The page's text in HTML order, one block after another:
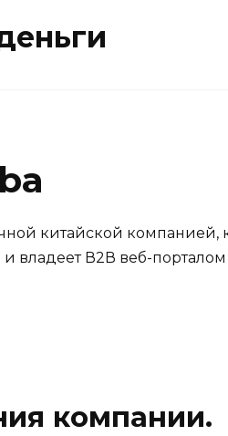
китайской компанией,
владеет В2В веб-порталом
компании.